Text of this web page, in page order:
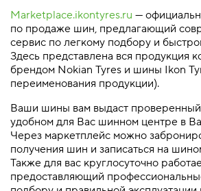
Marketplace.ikontyres.ru —
по продаже шин, предлагающий
сервис по легкому подбору и
Здесь представлена вся продукция
брендом Nokian Tyres и шины Ikon
переименования продукции).
Ваши шины вам выдаст
удобном для Вас шинном центре в
Через маркетплейс можно
получения шин и записаться на
Также для вас круглосуточно
предоставляющий